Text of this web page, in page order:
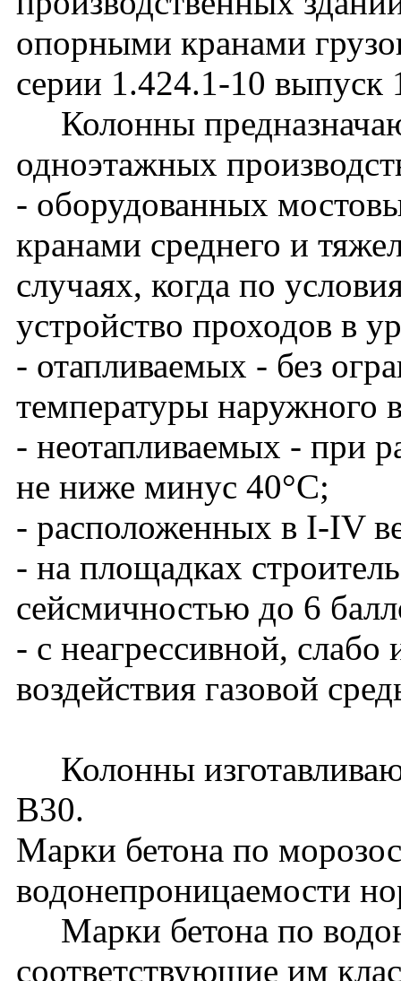
опорными кранами
серии 1.424.1-10 выпуск
Колонны
одноэтажных
- оборудованных
кранами среднего и
случаях, когда по
устройство проходов в
- отапливаемых - без
температуры наружного
- неотапливаемых - при
не ниже минус 40°С;
- расположенных в I-IV
- на площадках
сейсмичностью до 6
- с неагрессивной, слабо
воздействия газовой
Колонны
В30.
Марки бетона по
водонепроницаемости
Марки бетона по
соответствующие им